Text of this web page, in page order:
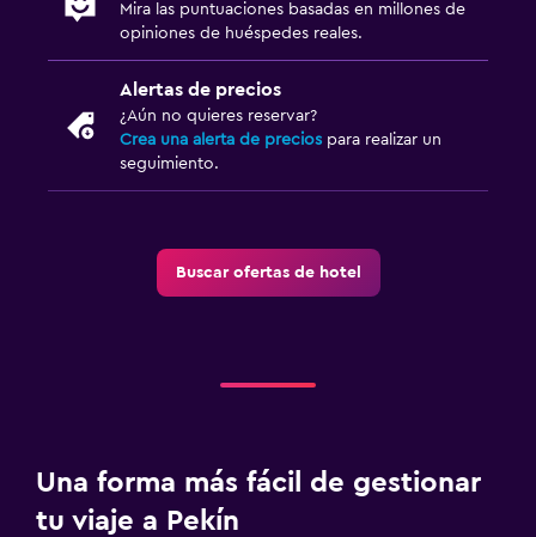
Mira las puntuaciones basadas en millones de
opiniones de huéspedes reales.
Alertas de precios
¿Aún no quieres reservar?
Crea una alerta de precios para realizar un
seguimiento.
Buscar ofertas de hotel
Una forma más fácil de gestionar
tu viaje a Pekín